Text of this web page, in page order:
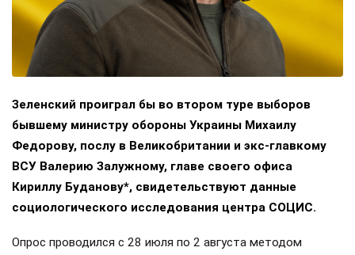
Зеленский проиграл бы во втором туре выборов
бывшему министру обороны Украины Михаилу
Федорову, послу в Великобритании и экс-главкому
ВСУ Валерию Залужному, главе своего офиса
Кириллу Буданову*, свидетельствуют данные
социологического исследования центра СОЦИС.
Опрос проводился с 28 июля по 2 августа методом